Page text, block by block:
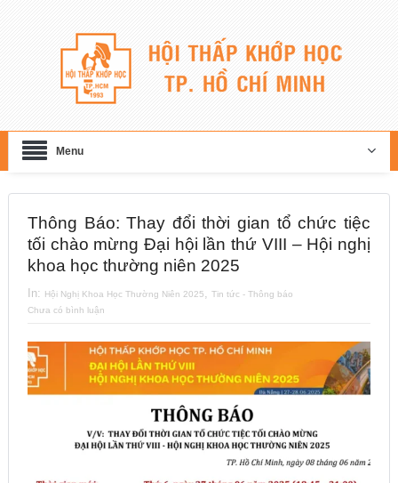
Menu
Thông Báo: Thay đổi thời gian tổ chức tiệc
tối chào mừng Đại hội lần thứ VIII – Hội nghị
khoa học thường niên 2025
In: Hội Nghị Khoa Học Thường Niên 2025, Tin tức - Thông báo
Chưa có bình luận